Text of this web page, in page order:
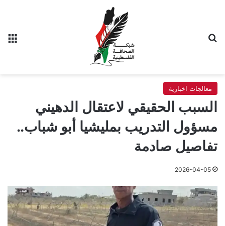
معالجات اخبارية
السبب الحقيقي لاعتقال الدهيني
مسؤول التدريب بمليشيا أبو شباب..
تفاصيل صادمة
2026-04-05